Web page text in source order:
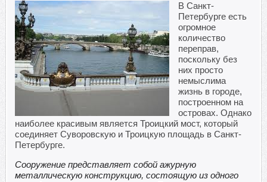
В Санкт-
Петербурге есть
огромное
количество
переправ,
поскольку без
них просто
немыслима
жизнь в городе,
построенном на
островах. Однако
наиболее красивым является Троицкий мост, который
соединяет Суворовскую и Троицкую площадь в Санкт-
Петербурге.
Сооружение представляет собой ажурную
металлическую конструкцию, состоящую из одного